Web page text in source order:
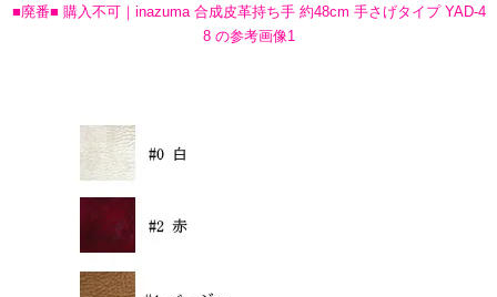
■廃番■ 購入不可｜inazuma 合成皮革持ち手 約48cm 手さげタイプ YAD-4
8 の参考画像1